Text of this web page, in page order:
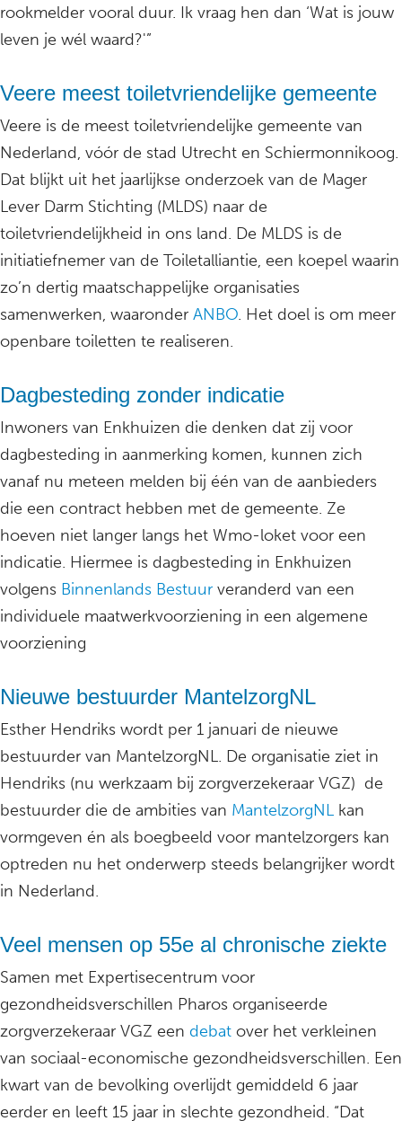
rookmelder vooral duur. Ik vraag hen dan ‘Wat is jouw
leven je wél waard?'”
Veere meest toiletvriendelijke gemeente
Veere is de meest toiletvriendelijke gemeente van
Nederland, vóór de stad Utrecht en Schiermonnikoog.
Dat blijkt uit het jaarlijkse onderzoek van de Mager
Lever Darm Stichting (MLDS) naar de
toiletvriendelijkheid in ons land. De MLDS is de
initiatiefnemer van de Toiletalliantie, een koepel waarin
zo’n dertig maatschappelijke organisaties
samenwerken, waaronder ANBO. Het doel is om meer
openbare toiletten te realiseren.
Dagbesteding zonder indicatie
Inwoners van Enkhuizen die denken dat zij voor
dagbesteding in aanmerking komen, kunnen zich
vanaf nu meteen melden bij één van de aanbieders
die een contract hebben met de gemeente. Ze
hoeven niet langer langs het Wmo-loket voor een
indicatie. Hiermee is dagbesteding in Enkhuizen
volgens Binnenlands Bestuur veranderd van een
individuele maatwerkvoorziening in een algemene
voorziening
Nieuwe bestuurder MantelzorgNL
Esther Hendriks wordt per 1 januari de nieuwe
bestuurder van MantelzorgNL. De organisatie ziet in
Hendriks (nu werkzaam bij zorgverzekeraar VGZ) de
bestuurder die de ambities van MantelzorgNL kan
vormgeven én als boegbeeld voor mantelzorgers kan
optreden nu het onderwerp steeds belangrijker wordt
in Nederland.
Veel mensen op 55e al chronische ziekte
Samen met Expertisecentrum voor
gezondheidsverschillen Pharos organiseerde
zorgverzekeraar VGZ een debat over het verkleinen
van sociaal-economische gezondheidsverschillen. Een
kwart van de bevolking overlijdt gemiddeld 6 jaar
eerder en leeft 15 jaar in slechte gezondheid. “Dat